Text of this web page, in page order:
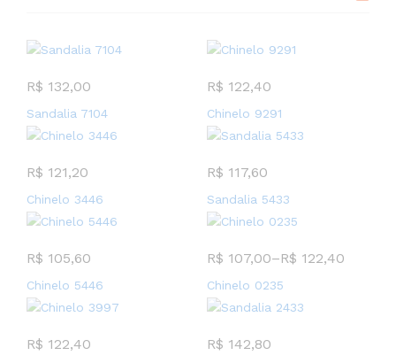
R$ 132,00
Sandalia 7104
R$ 122,40
Chinelo 9291
R$ 121,20
Chinelo 3446
R$ 117,60
Sandalia 5433
R$ 105,60
Chinelo 5446
R$ 107,00–R$ 122,40
Chinelo 0235
R$ 122,40 R$ 142,80